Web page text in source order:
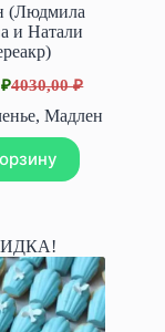
(Людмила
и Натали
4030,00₽
Первоначальная
цена
составляла
4030,00 ₽.
₽Текущая
цена:
400,00 ₽.
,Мадлен